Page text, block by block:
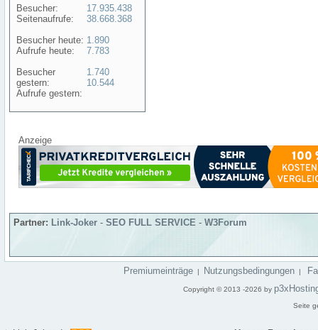
Besucher:
Seitenaufrufe:
Besucher heute:
Aufrufe heute:
Besucher
gestern:
Aufrufe gestern:
17.935.438
38.668.368
1.890
7.783
1.740
10.544
Anzeige
Partner: Link-Joker - SEO FULL SERVICE - W3Forum
Premiumeinträge | Nutzungsbedingungen |
Copyright © 2013 -2026 by
Seite